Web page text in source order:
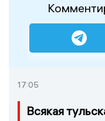
17:05
Всякая